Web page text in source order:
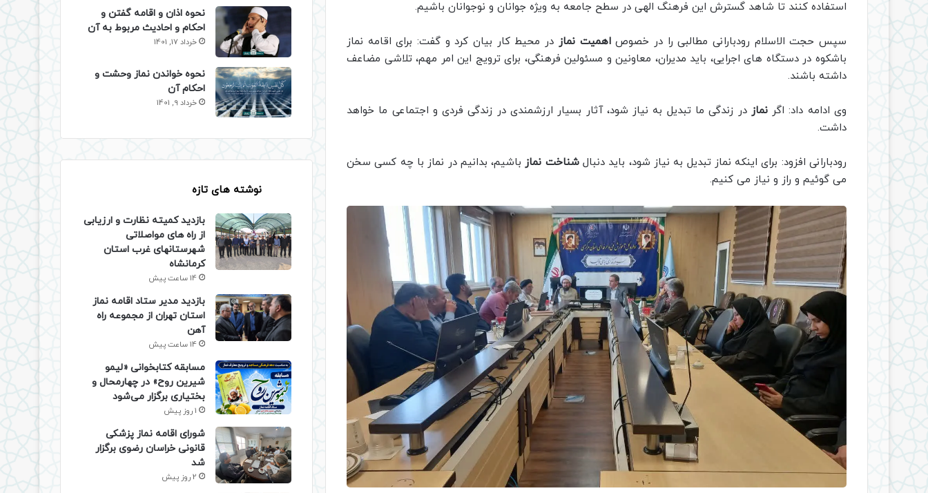
استفاده کنند تا شاهد گسترش این فرهنگ الهی در سطح جامعه به ویژه جوانان و نوجوانان باشیم.
سپس حجت الاسلام رودبارانی مطالبی را در خصوصاهمیت نماز در محیط کار بیان کرد و گفت: برای اقامه نماز
باشکوه در دستگاه های اجرایی، باید مدیران، معاونین و مسئولین فرهنگی، برای ترویج این امر مهم، تلاشی مضاعف
داشته باشند.
وی ادامه داد: اگرنماز در زندگی ما تبدیل به نیاز شود، آثار بسیار ارزشمندی در زندگی فردی و اجتماعی ما خواهد
داشت.
رودبارانی افزود: برای اینکه نماز تبدیل به نیاز شود، باید دنبالشناخت نمازباشیم، بدانیم در نماز با چه کسی سخن
می گوئیم و راز و نیاز می کنیم.
نحوه اذان و اقامه گفتن و
احکام و احادیث مربوط به آن
خرداد 17, 1401
نحوه خواندن نماز وحشت و
احکام آن
خرداد 9, 1401
نوشته های تازه
بازدید کمیته نظارت و ارزیابی
از راه های مواصلاتی
شهرستانهای غرب استان
کرمانشاه
14 ساعت پیش
بازدید مدیر ستاد اقامه نماز
استان تهران از مجموعه راه
آهن
14 ساعت پیش
مسابقه کتابخوانی «لیمو
شیرین روح» در چهارمحال و
بختیاری برگزار می‌شود
1 روز پیش
شورای اقامه نماز پزشکی
قانونی خراسان رضوی برگزار
شد
2 روز پیش